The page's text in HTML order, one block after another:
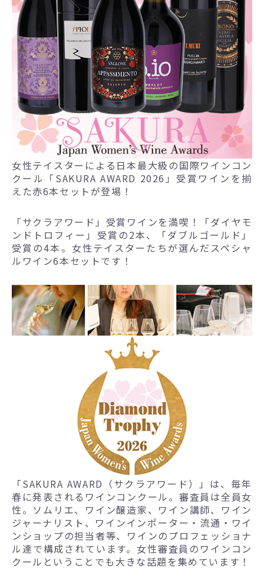
女性テイスターによる日本最大級の国際ワインコン
クール「SAKURA AWARD 2026」受賞ワインを揃
えた赤6本セットが登場！
「サクラアワード」受賞ワインを満喫！「ダイヤモ
ンドトロフィー」受賞の2本、「ダブルゴールド」
受賞の4本。女性テイスターたちが選んだスペシャ
ルワイン6本セットです！
「SAKURA AWARD（サクラアワード）」は、毎年
春に発表されるワインコンクール。審査員は全員女
性。ソムリエ、ワイン醸造家、ワイン講師、ワイン
ジャーナリスト、ワインインポーター・流通・ワイ
ンショップの担当者等、ワインのプロフェッショナ
ル達で構成されています。女性審査員のワインコン
クールということでも大きな話題を集めています！